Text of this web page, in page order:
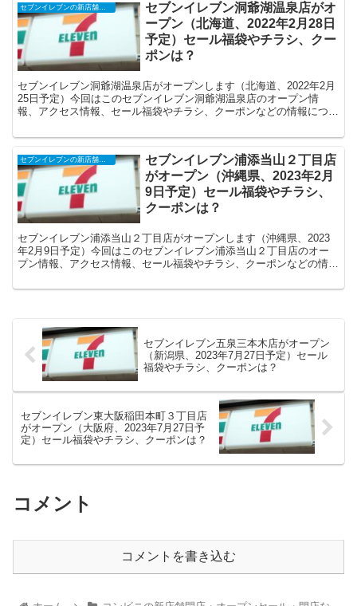
セブンイレブンの新店舗開店予定・オープンセール（福袋）、クーポンなど
セブンイレブン洞爺湖温泉店がオ
ープン（北海道、2022年2月28日
予定）セール福袋やチラシ、クー
ポンは？
セブンイレブン洞爺湖温泉店がオープンします（北海道、2022年2月
25日予定）今回はこのセブンイレブン洞爺湖温泉店のオープン情
報、アクセス情報、セール福袋やチラシ、クーポンなどの情報につい
セブンイレブン浦添当山２丁目店
がオープン（沖縄県、2023年2月
9日予定）セール福袋やチラシ、
クーポンは？
セブンイレブン浦添当山２丁目店がオープンします（沖縄県、2023
年2月9日予定）今回はこのセブンイレブン浦添当山２丁目店のオー
プン情報、アクセス情報、セール福袋やチラシ、クーポンなどの情報
セブンイレブン五泉三本木店がオープン
（新潟県、2023年7月27日予定）セール
福袋やチラシ、クーポンは？
セブンイレブン東大阪稲田本町３丁目店
がオープン（大阪府、2023年7月27日予
定）セール福袋やチラシ、クーポンは？
コメント
コメントを書き込む